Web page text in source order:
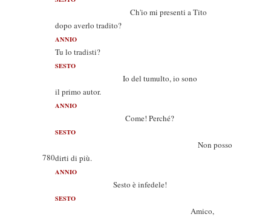
Ch'io mi presenti a Tito
dopo averlo tradito?
ANNIO
Tu lo tradisti?
SESTO
Io del tumulto, io sono
il primo autor.
ANNIO
Come! Perché?
SESTO
Non posso
780dirti di più.
ANNIO
Sesto è infedele!
SESTO
Amico,